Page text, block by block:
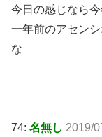
今日の感じなら
一年前のアセン
な
74: 名無し 2019/